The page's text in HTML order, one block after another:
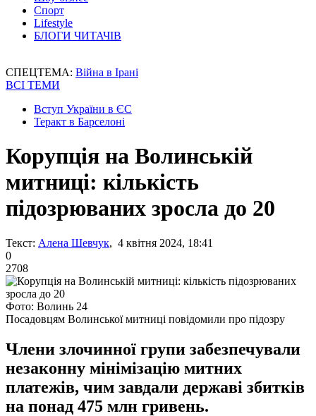
Спорт
Lifestyle
БЛОГИ ЧИТАЧІВ
СПЕЦТЕМА: Війна в Ірані
ВСІ ТЕМИ
Вступ України в ЄС
Теракт в Барселоні
Корупція на Волинській
митниці: кількість
підозрюваних зросла до 20
Текст: Алена Шевчук, 4 квітня 2024, 18:41
0
2708
Фото: Волинь 24
Посадовцям Волинської митниці повідомили про підозру
Члени злочинної групи забезпечували
незаконну мінімізацію митних
платежів, чим завдали державі збитків
на понад 475 млн гривень.